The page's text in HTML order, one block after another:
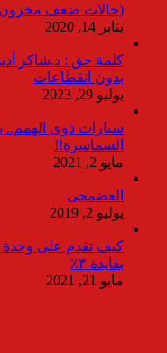
(حالات ضعف مخزون
يناير 14, 2020
بدون انقطاعات
يوليو 29, 2023
سيارات ذوى الهمم..
السماسرة!!
مايو 2, 2021
العضمجى
يوليو 2, 2019
كيف تقدم على وحدة
بفايدة ٣٪
مايو 21, 2021